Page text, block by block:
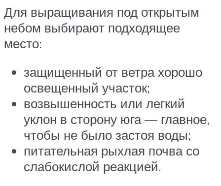
Для выращивания под открытым
небом выбирают подходящее
место:
защищенный от ветра хорошо
освещенный участок;
возвышенность или легкий
уклон в сторону юга — главное,
чтобы не было застоя воды;
питательная рыхлая почва со
слабокислой реакцией.